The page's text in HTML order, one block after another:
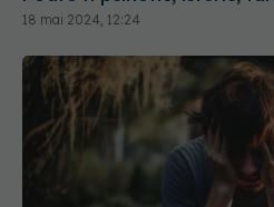
18 mai 2024, 12:24